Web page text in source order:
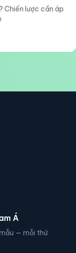
Chiến lược cần áp
Á
— mỗi thứ